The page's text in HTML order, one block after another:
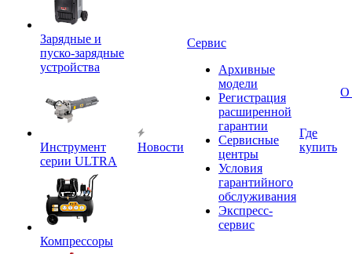
Зарядные и
пуско-зарядные
устройства
Инструмент
серии ULTRA
Компрессоры
Новости
Сервис
Архивные
модели
Регистрация
расширенной
гарантии
Сервисные
центры
Условия
гарантийного
обслуживания
Экспресс-
сервис
Где
купить
О